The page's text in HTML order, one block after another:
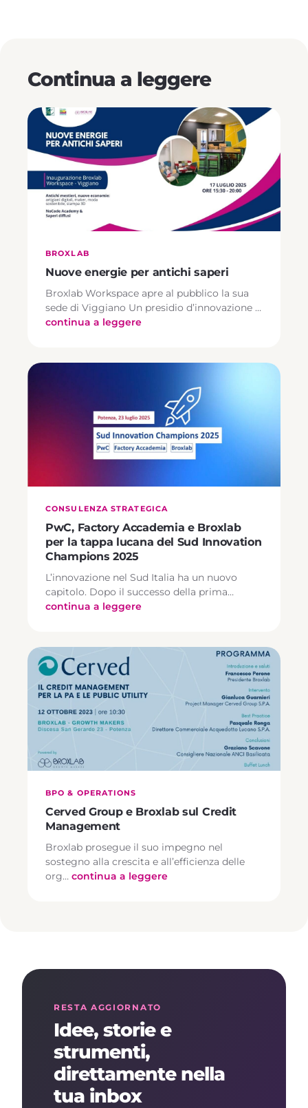
Continua a leggere
BROXLAB
Nuove energie per antichi saperi
Broxlab Workspace apre al pubblico la sua
sede di Viggiano Un presidio d’innovazione …
continua a leggere
CONSULENZA STRATEGICA
PwC, Factory Accademia e Broxlab
per la tappa lucana del Sud Innovation
Champions 2025
L’innovazione nel Sud Italia ha un nuovo
capitolo. Dopo il successo della prima…
continua a leggere
BPO & OPERATIONS
Cerved Group e Broxlab sul Credit
Management
Broxlab prosegue il suo impegno nel
sostegno alla crescita e all’efficienza delle
org… continua a leggere
RESTA AGGIORNATO
Idee, storie e
strumenti,
direttamente nella
tua inbox